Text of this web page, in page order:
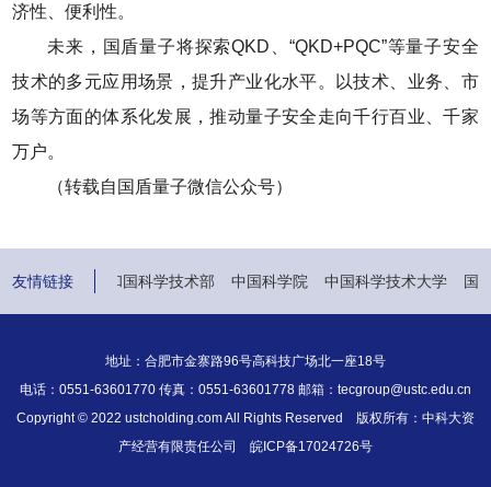
济性、便利性。
未来，国盾量子将探索QKD、“QKD+PQC”等量子安全
技术的多元应用场景，提升产业化水平。以技术、业务、市
场等方面的体系化发展，推动量子安全走向千行百业、千家
万户。
（转载自国盾量子微信公众号）
友情链接
中华人民共和国科学技术部 中国科学院 中国科学技术大学 国
地址：合肥市金寨路96号高科技广场北一座18号
电话：0551-63601770 传真：0551-63601778 邮箱：tecgroup@ustc.edu.cn
Copyright © 2022 ustcholding.com All Rights Reserved 版权所有：中科大资
产经营有限责任公司 皖ICP备17024726号